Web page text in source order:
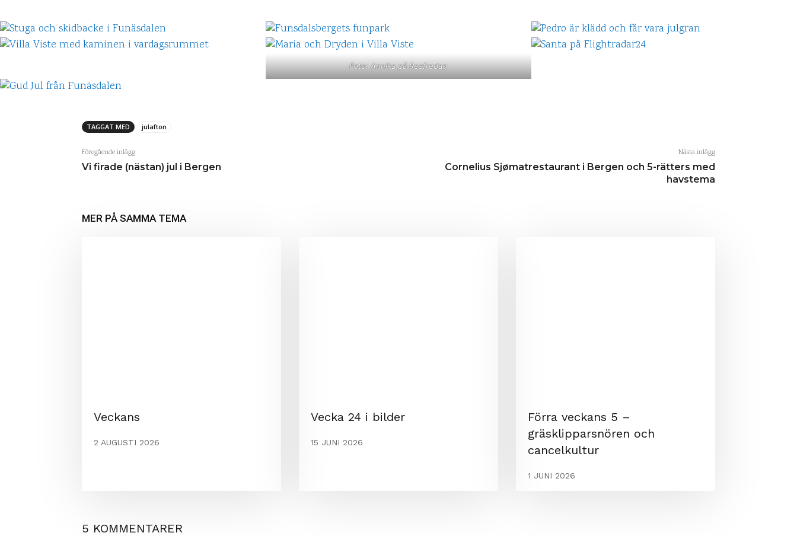
Foto: Annika på Resfredag
TAGGAT MED julafton
Föregående inlägg
Vi firade (nästan) jul i Bergen
Nästa inlägg
Cornelius Sjømatrestaurant i Bergen och 5-rätters med
havstema
MER PÅ SAMMA TEMA
Veckans
2 AUGUSTI 2026
Vecka 24 i bilder
15 JUNI 2026
Förra veckans 5 –
gräsklipparsnören och
cancelkultur
1 JUNI 2026
5 KOMMENTARER